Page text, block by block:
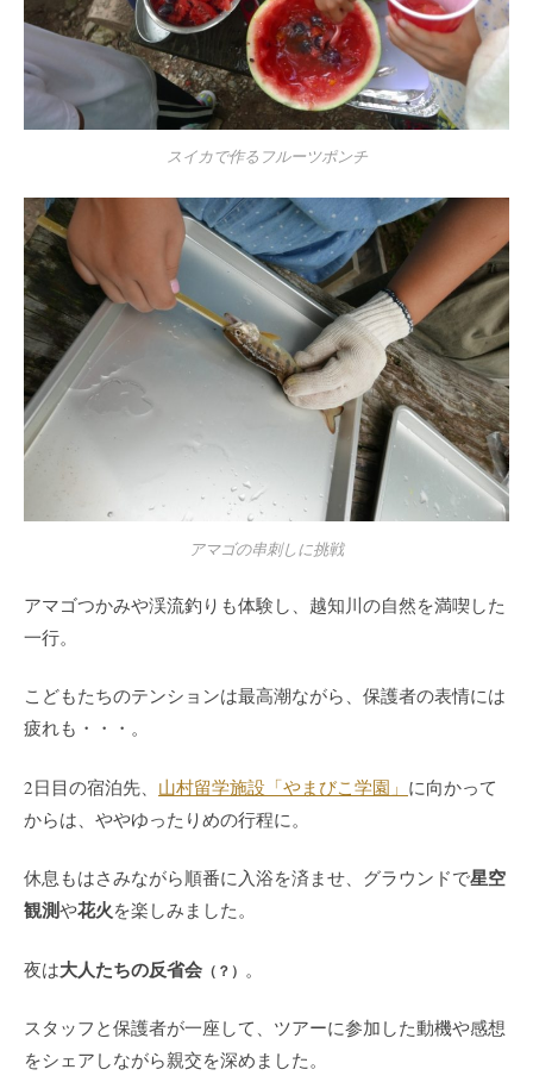
スイカで作るフルーツポンチ
アマゴの串刺しに挑戦
アマゴつかみや渓流釣りも体験し、越知川の自然を満喫した
一行。
こどもたちのテンションは最高潮ながら、保護者の表情には
疲れも・・・。
2日目の宿泊先、 山村留学施設「やまびこ学園」 に向かって
からは、ややゆったりめの行程に。
休息もはさみながら順番に入浴を済ませ、グラウンドで星空
観測や花火を楽しみました。
夜は大人たちの反省会 （？） 。
スタッフと保護者が一座して、ツアーに参加した動機や感想
をシェアしながら親交を深めました。